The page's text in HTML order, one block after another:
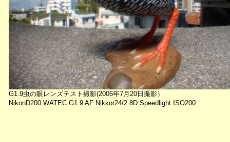
G1.9虫の眼レンズテスト撮影(2006年7月20日撮影）
NikonD200 WATEC G1.9 AF Nikkor24/2.8D Speedlight ISO200